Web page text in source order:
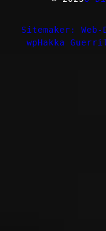
Sitemaker:
wpHakka